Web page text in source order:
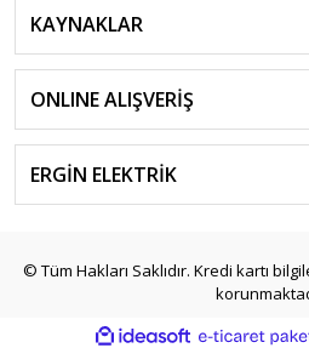
KAYNAKLAR
ONLINE ALIŞVERİŞ
ERGİN ELEKTRİK
© Tüm Hakları Saklıdır. Kredi kartı
ideasoft